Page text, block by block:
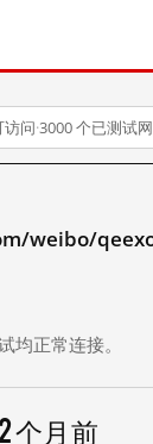
访问·3000 个已测试
weibo/qeexo
均正常连接。
2 个月前